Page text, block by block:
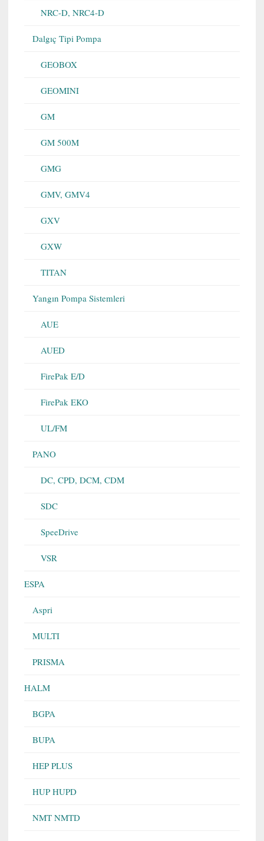
NRC-D, NRC4-D
Dalgıç Tipi Pompa
GEOBOX
GEOMINI
GM
GM 500M
GMG
GMV, GMV4
GXV
GXW
TITAN
Yangın Pompa Sistemleri
AUE
AUED
FirePak E/D
FirePak EKO
UL/FM
PANO
DC, CPD, DCM, CDM
SDC
SpeeDrive
VSR
ESPA
Aspri
MULTI
PRISMA
HALM
BGPA
BUPA
HEP PLUS
HUP HUPD
NMT NMTD